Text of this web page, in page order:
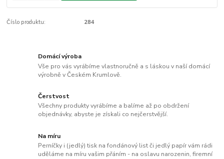
Číslo produktu: 284
Domácí výroba
Vše pro vás vyrábíme vlastnoručně a s láskou v naší domácí
výrobně v Českém Krumlově.
Čerstvost
Všechny produkty vyrábíme a balíme až po obdržení
objednávky, abyste je získali co nejčerstvější.
Na míru
Perníčky i (jedlý) tisk na fondánový list či jedlý papír vám rádi
uděláme na míru vašim přáním - na oslavu narozenin, firemní